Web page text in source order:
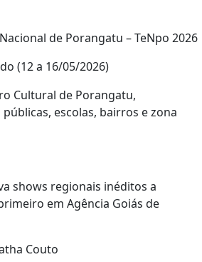
de Porangatu – TeNpo 2026
(12 a 16/05/2026)
Cultural de Porangatu,
escolas, bairros e zona
shows regionais inéditos a
em Agência Goiás de
Couto